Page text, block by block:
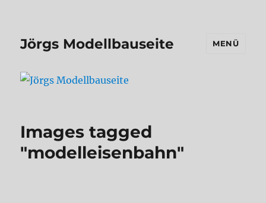
Jörgs Modellbauseite MENÜ
Images tagged
"modelleisenbahn"